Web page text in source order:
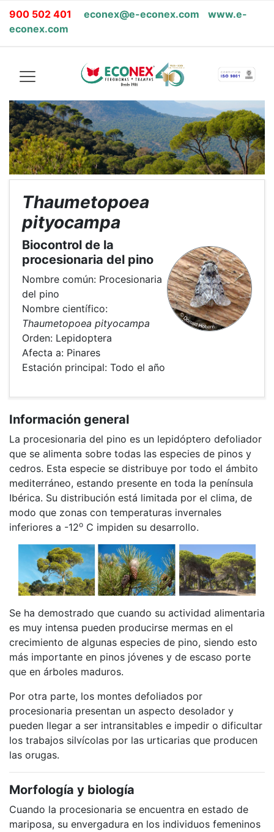
900 502 401 econex@e-econex.com
www.e-
econex.com
Thaumetopoea
pityocampa
Biocontrol de la
procesionaria del pino
Nombre común: Procesionaria
del pino
Nombre científico:
Thaumetopoea pityocampa
Orden: Lepidoptera
Afecta a: Pinares
Estación principal: Todo el año
Información general
La procesionaria del pino es un lepidóptero defoliador
que se alimenta sobre todas las especies de pinos y
cedros. Esta especie se distribuye por todo el ámbito
mediterráneo, estando presente en toda la península
Ibérica. Su distribución está limitada por el clima, de
modo que zonas con temperaturas invernales
inferiores a -12o C impiden su desarrollo.
Se ha demostrado que cuando su actividad alimentaria
es muy intensa pueden producirse mermas en el
crecimiento de algunas especies de pino, siendo esto
más importante en pinos jóvenes y de escaso porte
que en árboles maduros.
Por otra parte, los montes defoliados por
procesionaria presentan un aspecto desolador y
pueden llegar a ser intransitables e impedir o dificultar
los trabajos silvícolas por las urticarias que producen
las orugas.
Morfología y biología
Cuando la procesionaria se encuentra en estado de
mariposa, su envergadura en los individuos femeninos